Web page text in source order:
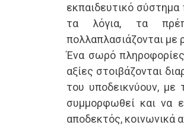
εκπαιδευτικό σύστημα
τα λόγια, τα
πολλαπλασιάζονται με
Ένα σωρό
αξίες στοιβάζονται
του υποδεικνύουν,
συμμορφωθεί και να
αποδεκτός, κοινωνικά